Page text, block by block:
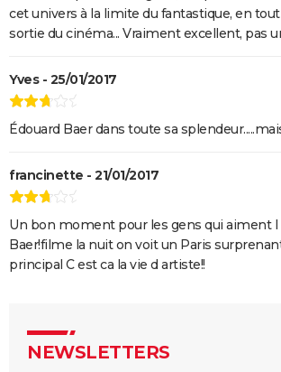
cet univers à la limite du fantastique, en tout
sortie du cinéma... Vraiment excellent, pas
Yves - 25/01/2017
Édouard Baer dans toute sa
francinette - 21/01/2017
Un bon moment pour les gens qui aiment l
Baer!filme la nuit on voit un Paris
principal C est ca la vie d artiste!!
NEWSLETTERS